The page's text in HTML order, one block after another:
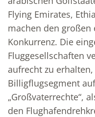
Flying Emirates,
machen den
Konkurrenz. Die
Fluggesellschaften
aufrecht zu
Billigflugsegment
„Großvaterrechte“,
den